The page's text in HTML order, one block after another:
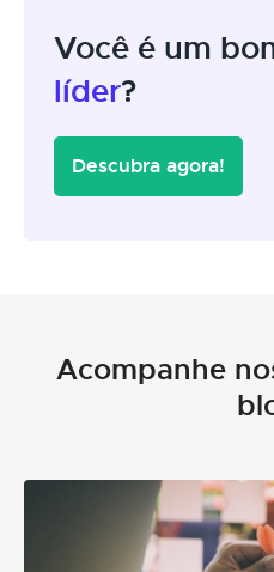
Você é um
líder?
Descubra agora!
Acompanhe